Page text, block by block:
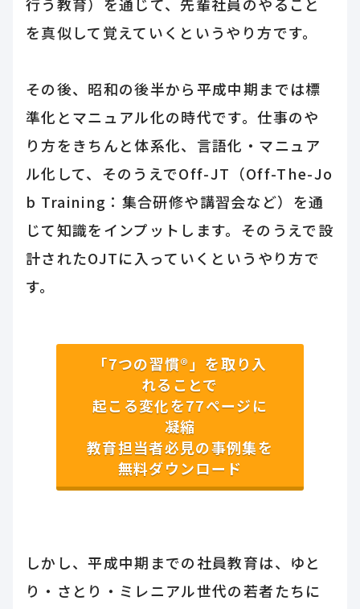
を真似して覚えていくというやり方です。
その後、昭和の後半から平成中期までは標
準化とマニュアル化の時代です。仕事のや
り方をきちんと体系化、言語化・マニュア
ル化して、そのうえでOff-JT（Off-The-Jo
b Training：集合研修や講習会など）を通
じて知識をインプットします。そのうえで設
計されたOJTに入っていくというやり方で
す。
「7つの習慣®」を取り入
れることで
起こる変化を77ページに
凝縮
教育担当者必見の事例集を
無料ダウンロード
しかし、平成中期までの社員教育は、ゆと
り・さとり・ミレニアル世代の若者たちに